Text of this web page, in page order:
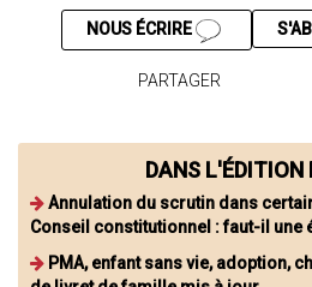
NOUS ÉCRIRE
PARTAGER
DANS L'ÉDITION
Annulation du scrutin dans
Conseil constitutionnel : faut-il une
PMA, enfant sans vie, adoption,